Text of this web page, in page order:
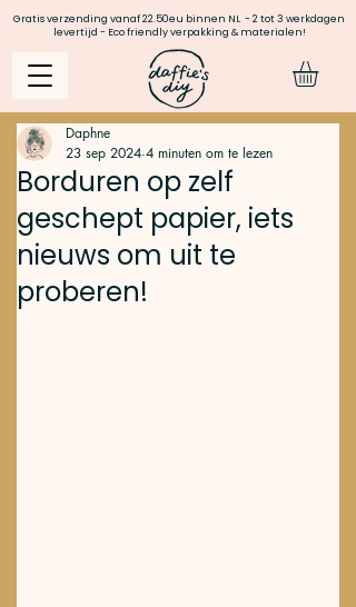
Gratis verzending vanaf 22.50eu binnen NL - 2 tot 3 werkdagen
levertijd - Eco friendly verpakking & materialen!
Borduren op zelf
geschept papier, iets
nieuws om uit te
proberen!
Daphne
23 sep 2024 4 minuten om te lezen